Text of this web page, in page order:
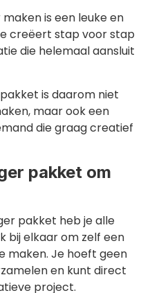
is een leuke en
creëert stap voor stap
die helemaal aansluit
is daarom niet
maar ook een
die graag creatief
pakket om
pakket heb je alle
bij elkaar om zelf een
maken. Je hoeft geen
en kunt direct
project.